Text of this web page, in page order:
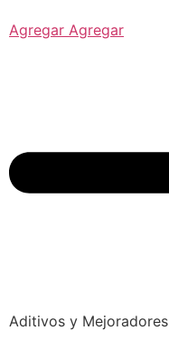
Agregar Agregar
Aditivos y Mejoradores